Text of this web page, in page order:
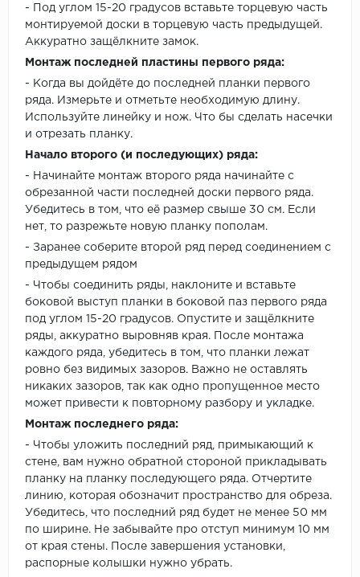
- Под углом 15-20 градусов вставьте торцевую часть
монтируемой доски в торцевую часть предыдущей.
Аккуратно защёлкните замок.
Монтаж последней пластины первого ряда:
- Когда вы дойдёте до последней планки первого
ряда. Измерьте и отметьте необходимую длину.
Используйте линейку и нож. Что бы сделать насечки
и отрезать планку.
Начало второго (и последующих) ряда:
- Начинайте монтаж второго ряда начинайте с
обрезанной части последней доски первого ряда.
Убедитесь в том, что её размер свыше 30 см. Если
нет, то разрежьте новую планку пополам.
- Заранее соберите второй ряд перед соединением с
предыдущем рядом
- Чтобы соединить ряды, наклоните и вставьте
боковой выступ планки в боковой паз первого ряда
под углом 15-20 градусов. Опустите и защёлкните
ряды, аккуратно выровняв края. После монтажа
каждого ряда, убедитесь в том, что планки лежат
ровно без видимых зазоров. Важно не оставлять
никаких зазоров, так как одно пропущенное место
может привести к повторному разбору и укладке.
Монтаж последнего ряда:
- Чтобы уложить последний ряд, примыкающий к
стене, вам нужно обратной стороной прикладывать
планку на планку последующего ряда. Отчертите
линию, которая обозначит пространство для обреза.
Убедитесь, что последний ряд будет не менее 50 мм
по ширине. Не забывайте про отступ минимум 10 мм
от края стены. После завершения установки,
распорные колышки нужно убрать.